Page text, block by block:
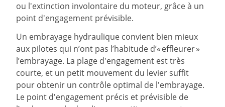
ou l'extinction involontaire du moteur, grâce à un
point d'engagement prévisible.
Un embrayage hydraulique convient bien mieux
aux pilotes qui n’ont pas l’habitude d’« effleurer »
l’embrayage. La plage d'engagement est très
courte, et un petit mouvement du levier suffit
pour obtenir un contrôle optimal de l'embrayage.
Le point d'engagement précis et prévisible de